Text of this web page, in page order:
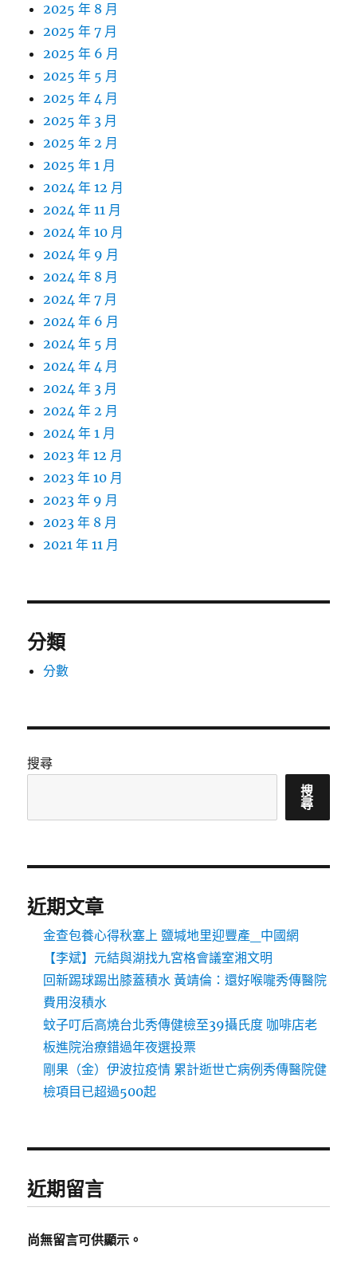
2025 年 8 月
2025 年 7 月
2025 年 6 月
2025 年 5 月
2025 年 4 月
2025 年 3 月
2025 年 2 月
2025 年 1 月
2024 年 12 月
2024 年 11 月
2024 年 10 月
2024 年 9 月
2024 年 8 月
2024 年 7 月
2024 年 6 月
2024 年 5 月
2024 年 4 月
2024 年 3 月
2024 年 2 月
2024 年 1 月
2023 年 12 月
2023 年 10 月
2023 年 9 月
2023 年 8 月
2021 年 11 月
分類
分數
搜尋
搜
尋
近期文章
金查包養心得秋塞上 鹽堿地里迎豐產_中國網
【李斌】元結與湖找九宮格會議室湘文明
回新踢球踢出膝蓋積水 黃靖倫：還好喉嚨秀傳醫院
費用沒積水
蚊子叮后高燒台北秀傳健檢至39攝氏度 咖啡店老
板進院治療錯過年夜選投票
剛果（金）伊波拉疫情 累計逝世亡病例秀傳醫院健
檢項目已超過500起
近期留言
尚無留言可供顯示。